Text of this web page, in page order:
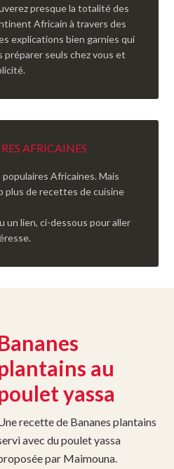
presque la totalité des
Africain à travers des
explications bien garnies qui
seuls chez vous et
AFRICAINES
Africaines. Mais
plus de recettes de cuisine
un lien, ci-dessous pour aller
au
yassa
recette de Bananes plantains
avec du poulet yassa
par Maimouna.